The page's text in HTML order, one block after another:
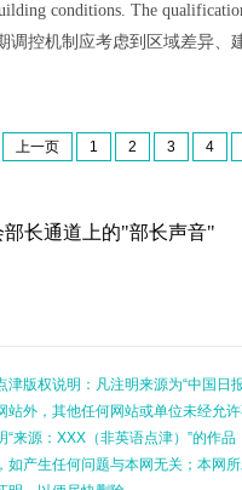
conditions. The
调控机制应考虑到区域差异
上一页 1 2 3 4
部长通道上的"部长声音"
津版权说明：凡注明来源为“中国
站外，其他任何网站或单位未经允
“来源：XXX（非英语点津）”的作
如产生任何问题与本网无关；本网